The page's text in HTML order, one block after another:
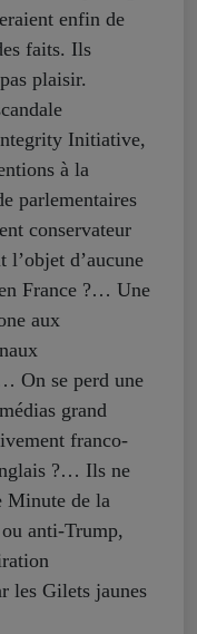
enfin de
faits. Ils
plaisir.
Initiative,
à la
parlementaires
conservateur
d’aucune
France ?… Une
aux
On se perd une
grand
franco-
?… Ils ne
Minute de la
anti-Trump,
les Gilets jaunes